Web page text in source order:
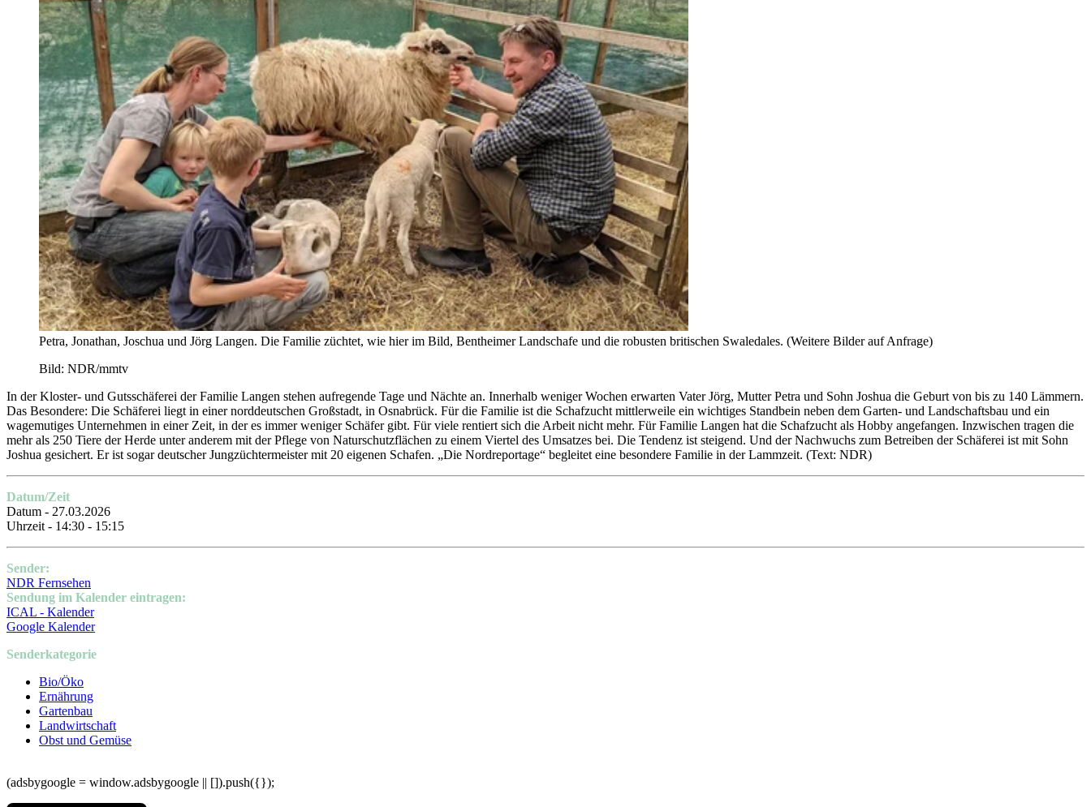
Petra, Jonathan, Joschua und Jörg Langen. Die Familie züchtet, wie hier im Bild, Bentheimer Landschafe und die robusten britischen Swaledales. (Weitere Bilder auf Anfrage)
Bild: NDR/​mmtv
In der Kloster- und Gutsschäferei der Familie Langen stehen aufregende Tage und Nächte an. Innerhalb weniger Wochen erwarten Vater Jörg, Mutter Petra und Sohn Joshua die Geburt von bis zu 140 Lämmern.
Das Besondere: Die Schäferei liegt in einer norddeutschen Großstadt, in Osnabrück. Für die Familie ist die Schafzucht mittlerweile ein wichtiges Standbein neben dem Garten- und Landschaftsbau und ein
wagemutiges Unternehmen in einer Zeit, in der es immer weniger Schäfer gibt. Für viele rentiert sich die Arbeit nicht mehr. Für Familie Langen hat die Schafzucht als Hobby angefangen. Inzwischen tragen die
mehr als 250 Tiere der Herde unter anderem mit der Pflege von Naturschutzflächen zu einem Viertel des Umsatzes bei. Die Tendenz ist steigend. Und der Nachwuchs zum Betreiben der Schäferei ist mit Sohn
Joshua gesichert. Er ist sogar deutscher Jungzüchtermeister mit 20 eigenen Schafen. „Die Nordreportage“ begleitet eine besondere Familie in der Lammzeit. (Text: NDR)
Datum/Zeit
Datum - 27.03.2026
Uhrzeit - 14:30 - 15:15
Sender:
NDR Fernsehen
Sendung im Kalender eintragen:
ICAL - Kalender
Google Kalender
Senderkategorie
Bio/Öko
Ernährung
Gartenbau
Landwirtschaft
Obst und Gemüse
(adsbygoogle = window.adsbygoogle || []).push({});